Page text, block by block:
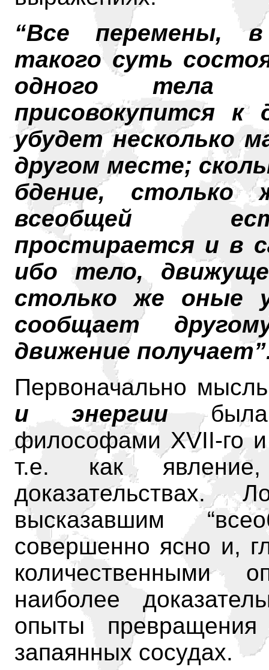
“Все перемены,
такого суть
одного тела
присовокупится к
убудет несколько
другом месте;
бдение,
всеобщей
простирается и в
ибо тело,
столько же оные
сообщает
движение
Первоначально
и энергии была
философами XVII-го и
т.е. как
высказавшим
совершенно ясно и,
количественными
наиболее
опыты
запаянных сосудах.